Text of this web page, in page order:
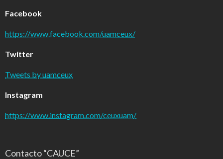
Facebook
https://www.facebook.com/uamceux/
Twitter
Tweets by uamceux
Instagram
https://www.instagram.com/ceuxuam/
Contacto “CAUCE”